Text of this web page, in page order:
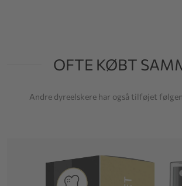
OFTE KØBT
Andre dyreelskere har også tilføjet